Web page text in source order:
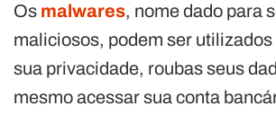
Os malwares, nome dado para
maliciosos, podem ser
sua privacidade, roubas seus
mesmo acessar sua conta